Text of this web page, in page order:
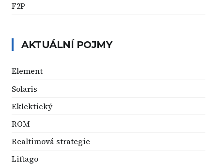
F2P
AKTUÁLNÍ POJMY
Element
Solaris
Eklektický
ROM
Realtimová strategie
Liftago